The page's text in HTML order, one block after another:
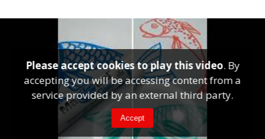
Please accept cookies to play this video. By
accepting you will be accessing content from a
service provided by an external third party.
Accept